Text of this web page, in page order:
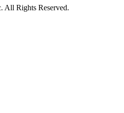
All Rights Reserved.